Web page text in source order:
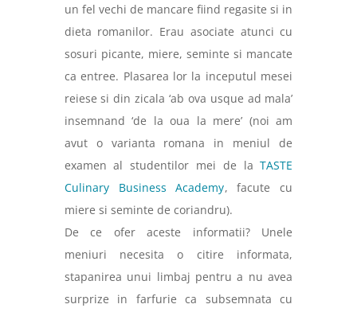
un fel vechi de mancare fiind regasite si in
dieta romanilor. Erau asociate atunci cu
sosuri picante, miere, seminte si mancate
ca entree. Plasarea lor la inceputul mesei
reiese si din zicala ‘ab ova usque ad mala’
insemnand ‘de la oua la mere’ (noi am
avut o varianta romana in meniul de
examen al studentilor mei de laTASTE
Culinary Business Academy, facute cu
miere si seminte de coriandru).
De ce ofer aceste informatii? Unele
meniuri necesita o citire informata,
stapanirea unui limbaj pentru a nu avea
surprize in farfurie ca subsemnata cu